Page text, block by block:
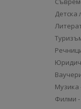
Детска
Музика
Филми